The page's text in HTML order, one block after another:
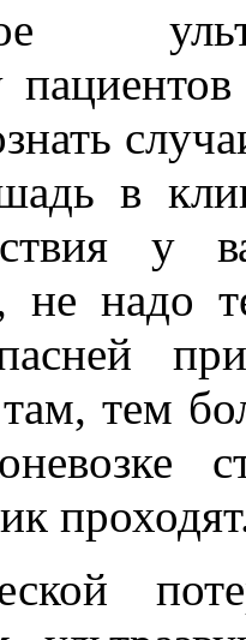
в
у
не надо
там, тем